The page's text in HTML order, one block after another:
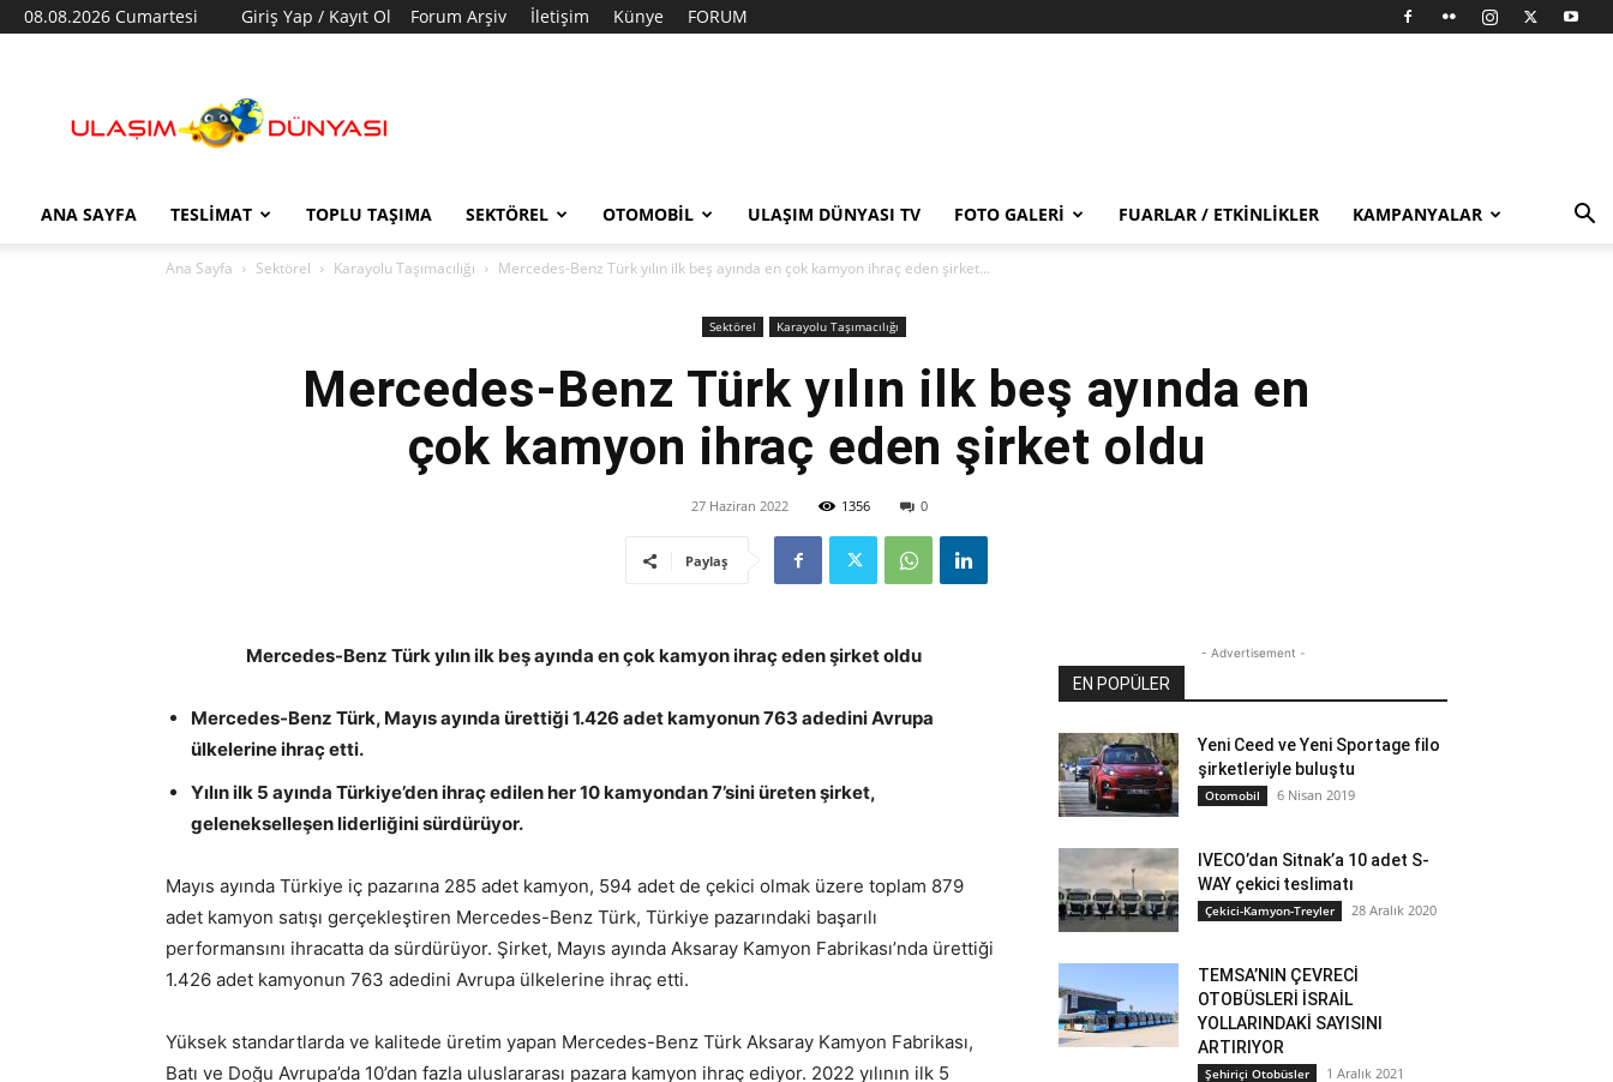
08.08.2026 Cumartesi Giriş Yap / Kayıt Ol Forum Arşiv İletişim Künye FORUM
Dünyası
ANA SAYFA TESLIMAT TOPLU TAŞIMA SEKTÖREL OTOMOBIL ULAŞIM DÜNYASI TV FOTO GALERI FUARLAR / ETKINLIKLER KAMPANYALAR
Ana Sayfa Sektörel Karayolu Taşımacılığı Mercedes-Benz Türk yılın ilk beş ayında en çok kamyon ihraç eden şirket...
Sektörel Karayolu Taşımacılığı
Mercedes-Benz Türk yılın ilk beş ayında en
çok kamyon ihraç eden şirket oldu
27 Haziran 2022 1356 0
Paylaş
Mercedes-Benz Türk yılın ilk beş ayında en çok kamyon ihraç eden şirket oldu
Mercedes-Benz Türk, Mayıs ayında ürettiği 1.426 adet kamyonun 763 adedini Avrupa
ülkelerine ihraç etti.
Yılın ilk 5 ayında Türkiye’den ihraç edilen her 10 kamyondan 7’sini üreten şirket,
gelenekselleşen liderliğini sürdürüyor.
Mayıs ayında Türkiye iç pazarına 285 adet kamyon, 594 adet de çekici olmak üzere toplam 879
adet kamyon satışı gerçekleştiren Mercedes-Benz Türk, Türkiye pazarındaki başarılı
performansını ihracatta da sürdürüyor. Şirket, Mayıs ayında Aksaray Kamyon Fabrikası’nda ürettiği
1.426 adet kamyonun 763 adedini Avrupa ülkelerine ihraç etti.
Yüksek standartlarda ve kalitede üretim yapan Mercedes-Benz Türk Aksaray Kamyon Fabrikası,
Batı ve Doğu Avrupa’da 10’dan fazla uluslararası pazara kamyon ihraç ediyor. 2022 yılının ilk 5
- Advertisement -
EN POPÜLER
Yeni Ceed ve Yeni Sportage filo
şirketleriyle buluştu
Otomobil 6 Nisan 2019
IVECO’dan Sitnak’a 10 adet S-
WAY çekici teslimatı
Çekici-Kamyon-Treyler 28 Aralık 2020
TEMSA’NIN ÇEVRECİ
OTOBÜSLERİ İSRAİL
YOLLARINDAKİ SAYISINI
ARTIRIYOR
Şehiriçi Otobüsler 1 Aralık 2021